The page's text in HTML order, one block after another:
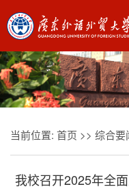
当前位置: 首页 >> 综合要
我校召开2025年全